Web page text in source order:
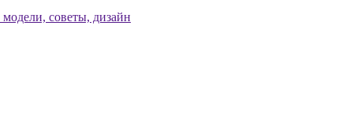
советы, дизайн